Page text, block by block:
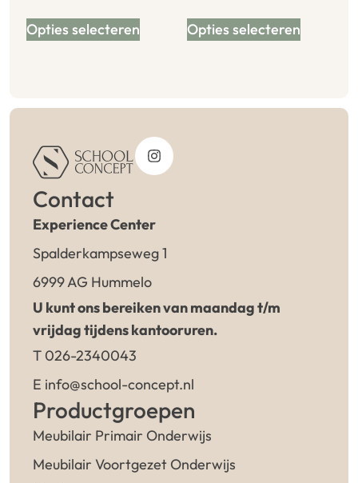
Opties selecteren Opties selecteren
Contact
Experience Center
Spalderkampseweg 1
6999 AG Hummelo
U kunt ons bereiken van maandag t/m
vrijdag tijdens kantooruren.
T 026-2340043
E info@school-concept.nl
Productgroepen
Meubilair Primair Onderwijs
Meubilair Voortgezet Onderwijs